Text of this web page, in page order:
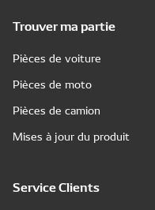
Trouver ma partie
Pièces de voiture
Pièces de moto
Pièces de camion
Mises à jour du produit
Service Clients